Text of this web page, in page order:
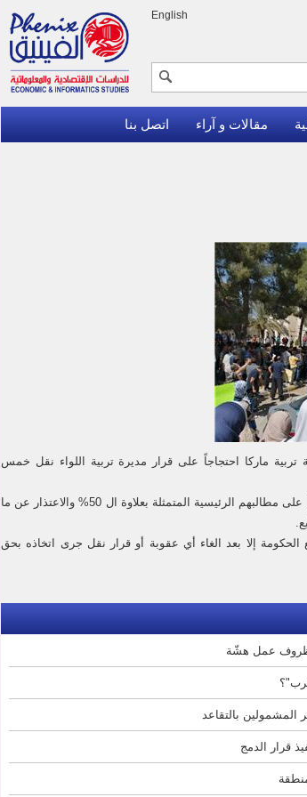
English
مقالات و آراء اتصل بنا
تربية ماركا احتجاجاً على قرار مديرة تربية اللواء نقل خمس
وطالب المشاركون في الوقفة الوزارة بالتراجع عن قرار نقل المعلمات، كما أكدوا على مطالبهم الرئيسية المتمثلة بعلاوة ال 50% والاعتذار عن ما
إلا بعد الغاء أي عقوبة أو قرار نقل جرى اتخاذه بحق
بالتقاعد
قرار الدمج